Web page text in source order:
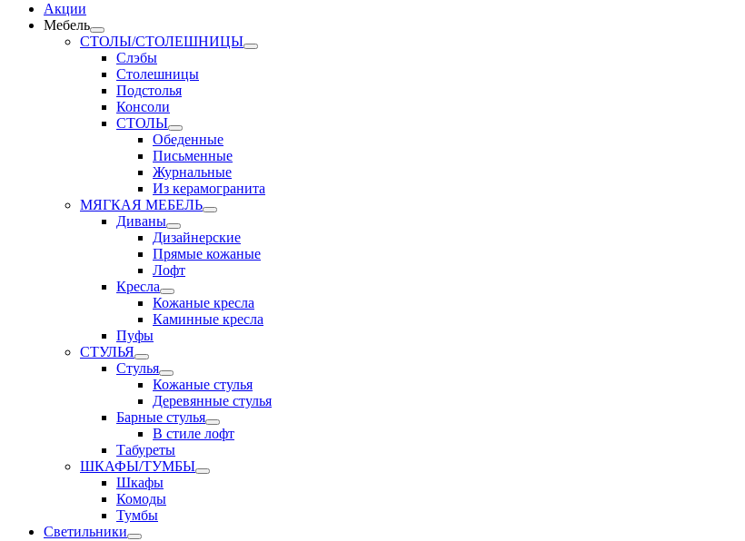
Акции
Мебель
СТОЛЫ/СТОЛЕШНИЦЫ
Слэбы
Столешницы
Подстолья
Консоли
СТОЛЫ
Обеденные
Письменные
Журнальные
Из керамогранита
МЯГКАЯ МЕБЕЛЬ
Диваны
Дизайнерские
Прямые кожаные
Лофт
Кресла
Кожаные кресла
Каминные кресла
Пуфы
СТУЛЬЯ
Стулья
Кожаные стулья
Деревянные стулья
Барные стулья
В стиле лофт
Табуреты
ШКАФЫ/ТУМБЫ
Шкафы
Комоды
Тумбы
Светильники